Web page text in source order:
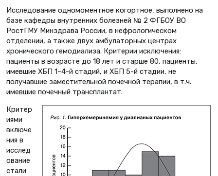
Исследование одномоментное когортное, выполнено на
базе кафедры внутренних болезней № 2 ФГБОУ ВО
РостГМУ Минздрава России, в нефрологическом
отделении, а также двух амбулаторных центрах
хронического гемодиализа. Критерии исключения:
пациенты в возрасте до 18 лет и старше 80, пациенты,
имевшие ХБП 1–4-й стадий, и ХБП 5-й стадии, не
получавшие заместительной почечной терапии, в т.ч.
имевшие почечный трансплантат.
Критер
иями
включе
ния в
исслед
ование
стали